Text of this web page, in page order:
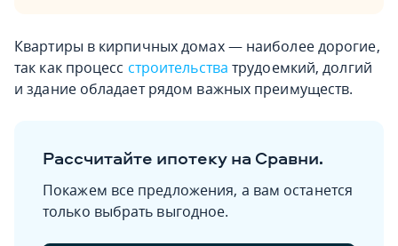
Квартиры в кирпичных домах — наиболее дорогие,
так как процесс строительства трудоемкий, долгий
и здание обладает рядом важных преимуществ.
Рассчитайте ипотеку на Сравни.
Покажем все предложения, а вам останется
только выбрать выгодное.